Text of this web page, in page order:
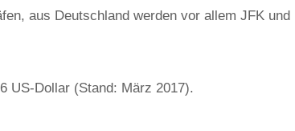
aus Deutschland werden vor allem JFK und
US-Dollar (Stand: März 2017).